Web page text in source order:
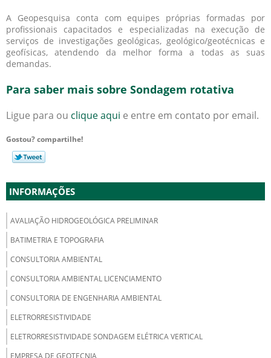
A Geopesquisa conta com equipes próprias formadas por
profissionais capacitados e especializadas na execução de
serviços de investigações geológicas, geológico/geotécnicas e
geofísicas, atendendo da melhor forma a todas as suas
demandas.
Para saber mais sobre Sondagem rotativa
Ligue para ou clique aqui e entre em contato por email.
Gostou? compartilhe!
INFORMAÇÕES
AVALIAÇÃO HIDROGEOLÓGICA PRELIMINAR
BATIMETRIA E TOPOGRAFIA
CONSULTORIA AMBIENTAL
CONSULTORIA AMBIENTAL LICENCIAMENTO
CONSULTORIA DE ENGENHARIA AMBIENTAL
ELETRORRESISTIVIDADE
ELETRORRESISTIVIDADE SONDAGEM ELÉTRICA VERTICAL
EMPRESA DE GEOTECNIA